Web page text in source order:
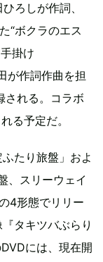
ろしが作詞、
“ボクラのエス
掛け
が作詞作曲を担
される。コラボ
る予定だ。
たり旅盤」およ
、スリーウェイ
4形態でリリー
タキツバぶらり
には、現在開